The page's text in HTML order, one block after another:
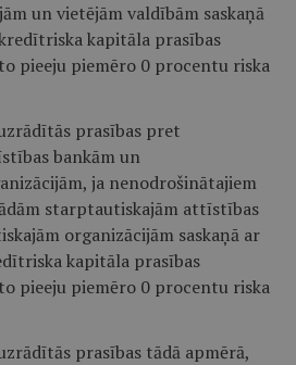
un vietējām valdībām saskaņā
kapitāla prasības
pieeju piemēro 0 procentu riska
prasības pret
bankām un
ja nenodrošinātajiem
starptautiskajām attīstības
organizācijām saskaņā ar
kapitāla prasības
pieeju piemēro 0 procentu riska
prasības tādā apmērā,